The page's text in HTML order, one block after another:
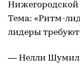
Нижегородской
Тема: «Ритм-
лидеры
— Нелли